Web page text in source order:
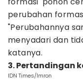
perubahan
"Perubahannya
menyadari dan
katanya.
3. Pertandingan
IDN Times/Imron